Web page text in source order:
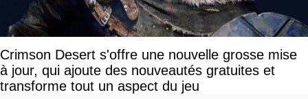
Crimson Desert s'offre une nouvelle grosse mise
à jour, qui ajoute des nouveautés gratuites et
transforme tout un aspect du jeu